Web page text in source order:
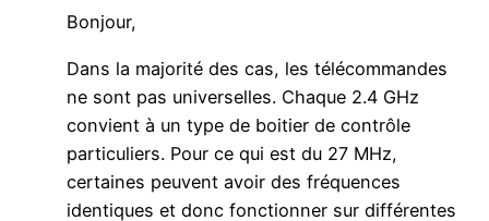
Bonjour,
Dans la majorité des cas, les télécommandes
ne sont pas universelles. Chaque 2.4 GHz
convient à un type de boitier de contrôle
particuliers. Pour ce qui est du 27 MHz,
certaines peuvent avoir des fréquences
identiques et donc fonctionner sur différentes